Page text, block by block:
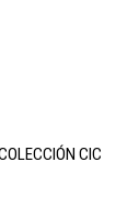
CIC